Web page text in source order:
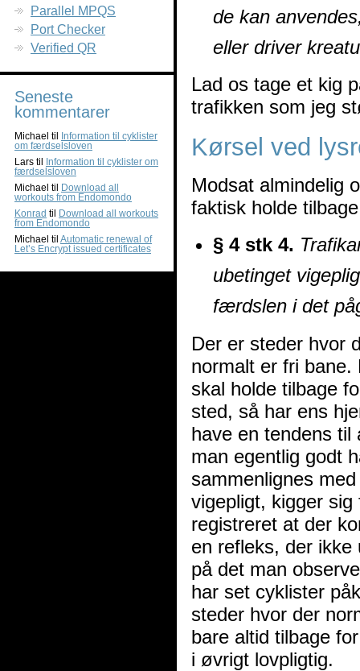
Parallel MPQS
Port Checker
Verified QR
Seneste
kommentarer
Michael til Information til cyklister
om færdselsloven
Lars til Information til cyklister om
færdselsloven
Michael til Download all
workouts from Endomondo
Konrad til Download all workouts
from Endomondo
Michael til Automatic renewal of
Let’s Encrypt issued certificates
de kan
eller driver
Lad os tage et kig
trafikken som jeg
Kørsel ved
Modsat almindelig
faktisk holde
§ 4 stk 4.
ubetinget
færdslen i det
Der er steder hvor
normalt er fri
skal holde tilbage
sted, så har ens
have en tendens
man egentlig godt
sammenlignes
vigepligt, kigger
registreret at der
en refleks, der ikke
på det man
har set cyklister
steder hvor der
bare altid tilbage
i øvrigt lovpligtig.